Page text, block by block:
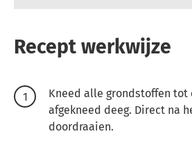
Recept werkwijze
Kneed alle grondstoffen tot
afgekneed deeg. Direct na
doordraaien.